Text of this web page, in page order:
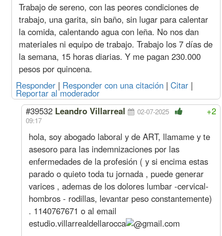
Acuerdo Septiembre 2025
(más Suma No Remunerativa
Octubre
(1,2%
s/sep)
Oficial
Especializado
Hora 5128 564 2745
Oficial 4387 485 2994
Medio Oficial
Ayudante
Sereno
Mes 677895 77310 455398
Septiembre
(1,3%
s/ago)
Oficial
Especializado
Hora 5067 557 2712
4335 2959
Ayudante
3687 424 3147
Sereno
Mes 669856 76393 449998
Acuerdo Julio 2025
(más Suma No Remunerativa
Oficial
Especializado
Hora 5002 550 2677
Oficial
Medio Oficial
3955 429 2994
Trabajo de sereno, con las peores condiciones de
trabajo, una garita, sin baño, sin lugar para calentar
la comida, calentando agua con leña. No nos dan
materiales ni equipo de trabajo. Trabajo los 7 días de
la semana, 15 horas diarias. Y me pagan 230.000
pesos por quincena.
Responder | Responder con una citación | Citar |
Reportar al moderador
+2
#39532 Leandro Villarreal
02-07-2025
09:17
hola, soy abogado laboral y de ART, llamame y te
asesoro para las indemnizaciones por las
enfermedades de la profesión ( y si encima estas
parado o quieto toda tu jornada , puede generar
varices , ademas de los dolores lumbar -cervical-
hombros - rodillas, levantar peso constantemente)
. 1140767671 o al email
estudio.villarrealdellarocca
gmail.com